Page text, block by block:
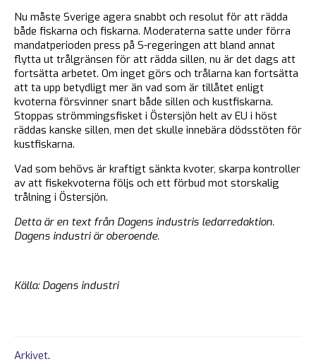
Nu måste Sverige agera snabbt och resolut för att rädda
både fiskarna och fiskarna. Moderaterna satte under förra
mandatperioden press på S-regeringen att bland annat
flytta ut trålgränsen för att rädda sillen, nu är det dags att
fortsätta arbetet. Om inget görs och trålarna kan fortsätta
att ta upp betydligt mer än vad som är tillåtet enligt
kvoterna försvinner snart både sillen och kustfiskarna.
Stoppas strömmingsfisket i Östersjön helt av EU i höst
räddas kanske sillen, men det skulle innebära dödsstöten för
kustfiskarna.
Vad som behövs är kraftigt sänkta kvoter, skarpa kontroller
av att fiskekvoterna följs och ett förbud mot storskalig
trålning i Östersjön.
Detta är en text från Dagens industris ledarredaktion.
Dagens industri är oberoende.
Källa: Dagens industri
Arkivet.